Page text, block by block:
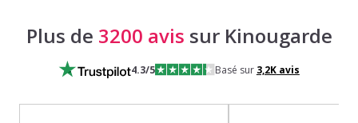
Plus de 3200 avis sur Kinougarde
4.3/5 Basé sur 3,2Kavis